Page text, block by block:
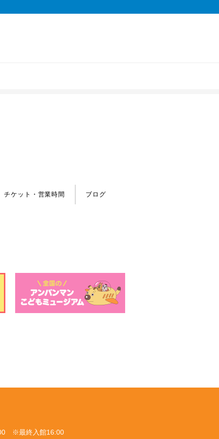
チケット・営業時間 ブログ
※最終入館16:00